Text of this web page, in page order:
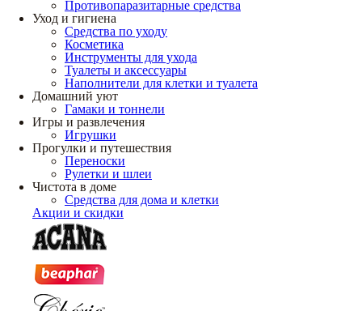
Противопаразитарные средства
Уход и гигиена
Средства по уходу
Косметика
Инструменты для ухода
Туалеты и аксессуары
Наполнители для клетки и туалета
Домашний уют
Гамаки и тоннели
Игры и развлечения
Игрушки
Прогулки и путешествия
Переноски
Рулетки и шлеи
Чистота в доме
Средства для дома и клетки
Акции и скидки